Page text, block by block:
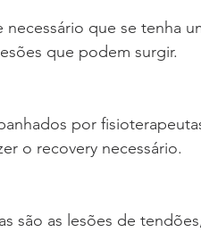
que se tenha
que podem surgir.
por
o recovery necessário.
são as lesões de